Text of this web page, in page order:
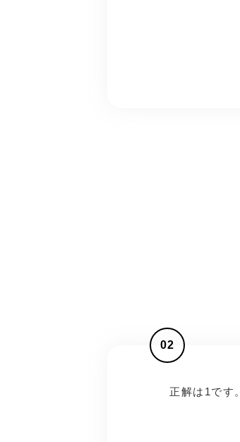
02
正解は1です。